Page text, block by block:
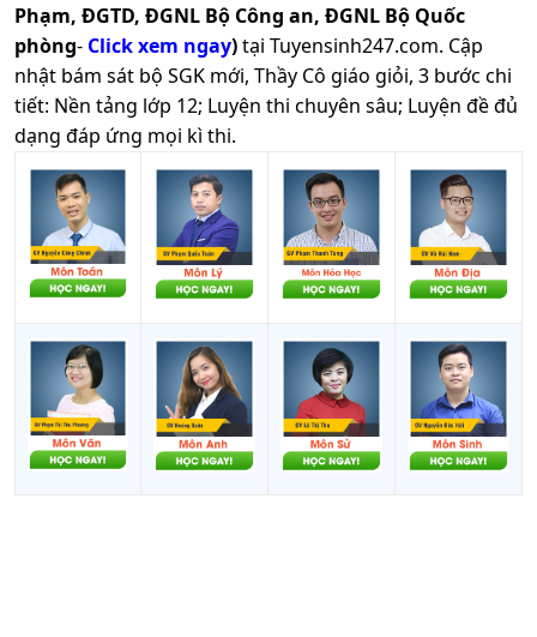
Phạm, ĐGTD, ĐGNL Bộ Công an, ĐGNL Bộ Quốc
phòng- Click xem ngay)tại Tuyensinh247.com. Cập
nhật bám sát bộ SGK mới, Thầy Cô giáo giỏi, 3 bước chi
tiết: Nền tảng lớp 12; Luyện thi chuyên sâu; Luyện đề đủ
dạng đáp ứng mọi kì thi.